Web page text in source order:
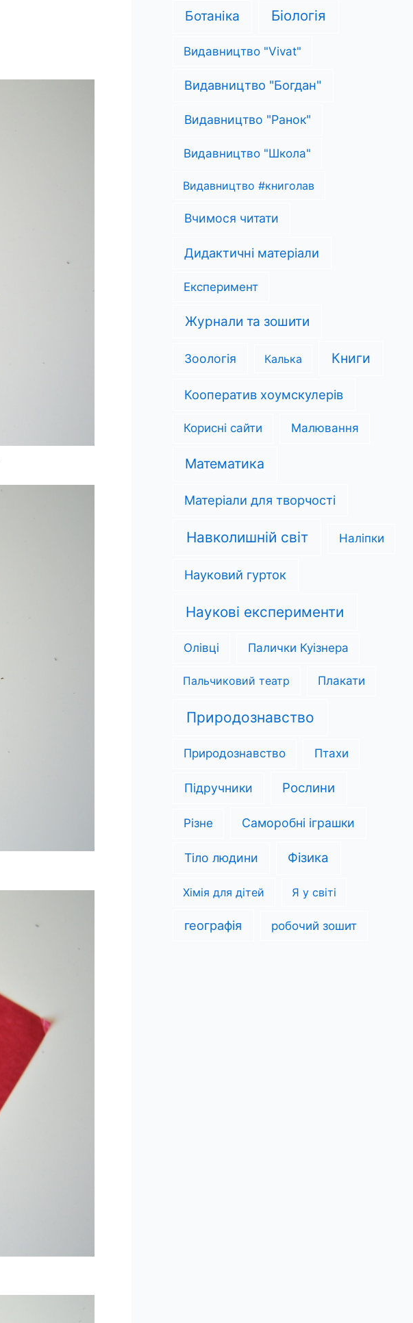
Ботаніка Біологія
Видавництво "Vivat"
Видавництво "Богдан"
Видавництво "Ранок"
Видавництво "Школа"
Видавництво #книголав
Вчимося читати
Дидактичні матеріали
Експеримент
Журнали та зошити
Зоологія Калька Книги
Кооператив хоумскулерів
Корисні сайти Малювання
Математика
Матеріали для творчості
Навколишній світ Наліпки
Науковий гурток
Наукові експерименти
Олівці Палички Куізнера
Пальчиковий театр Плакати
Природознавство
Природознавство Птахи
Підручники Рослини
Різне Саморобні іграшки
Тіло людини Фізика
Хімія для дітей Я у світі
географія робочий зошит